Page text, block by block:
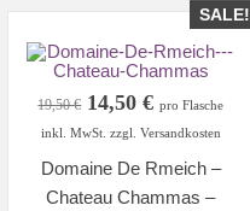
SALE!
19,50€ Original
price
19,50 €.
14,50€Current
price
14,50 €.
pro Flasche
inkl. MwSt. zzgl. Versandkosten
Domaine De Rmeich –
Chateau Chammas –